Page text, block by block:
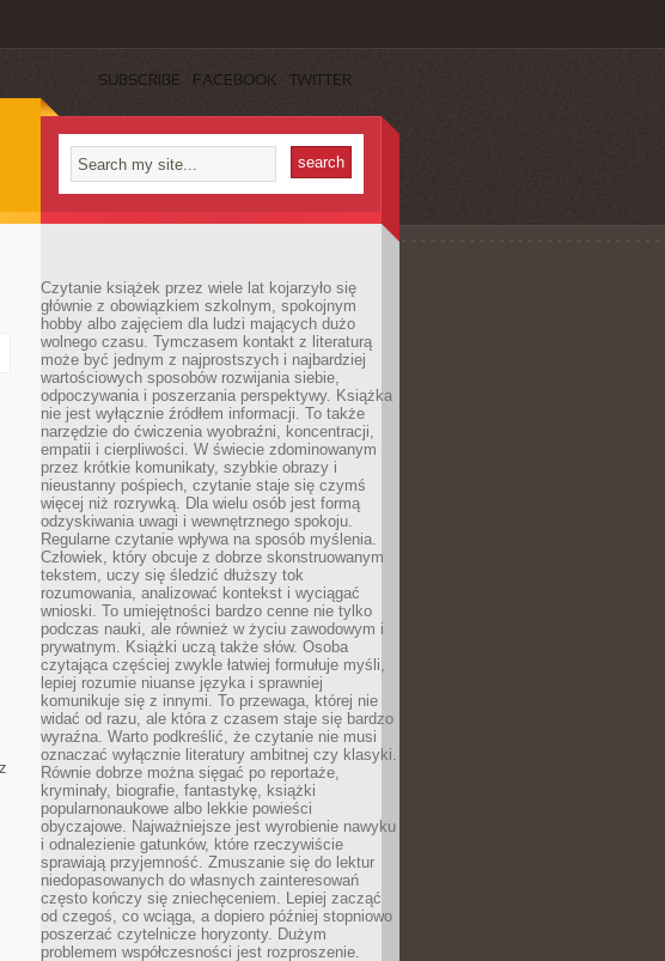
SUBSCRIBE FACEBOOK TWITTER
Czytanie książek przez wiele lat kojarzyło się
głównie z obowiązkiem szkolnym, spokojnym
hobby albo zajęciem dla ludzi mających dużo
wolnego czasu. Tymczasem kontakt z literaturą
może być jednym z najprostszych i najbardziej
wartościowych sposobów rozwijania siebie,
odpoczywania i poszerzania perspektywy. Książka
nie jest wyłącznie źródłem informacji. To także
narzędzie do ćwiczenia wyobraźni, koncentracji,
empatii i cierpliwości. W świecie zdominowanym
przez krótkie komunikaty, szybkie obrazy i
nieustanny pośpiech, czytanie staje się czymś
więcej niż rozrywką. Dla wielu osób jest formą
odzyskiwania uwagi i wewnętrznego spokoju.
Regularne czytanie wpływa na sposób myślenia.
Człowiek, który obcuje z dobrze skonstruowanym
tekstem, uczy się śledzić dłuższy tok
rozumowania, analizować kontekst i wyciągać
wnioski. To umiejętności bardzo cenne nie tylko
podczas nauki, ale również w życiu zawodowym i
prywatnym. Książki uczą także słów. Osoba
czytająca częściej zwykle łatwiej formułuje myśli,
lepiej rozumie niuanse języka i sprawniej
komunikuje się z innymi. To przewaga, której nie
widać od razu, ale która z czasem staje się bardzo
wyraźna. Warto podkreślić, że czytanie nie musi
oznaczać wyłącznie literatury ambitnej czy klasyki.
Równie dobrze można sięgać po reportaże,
kryminały, biografie, fantastykę, książki
popularnonaukowe albo lekkie powieści
obyczajowe. Najważniejsze jest wyrobienie nawyku
i odnalezienie gatunków, które rzeczywiście
sprawiają przyjemność. Zmuszanie się do lektur
niedopasowanych do własnych zainteresowań
często kończy się zniechęceniem. Lepiej zacząć
od czegoś, co wciąga, a dopiero później stopniowo
poszerzać czytelnicze horyzonty. Dużym
problemem współczesności jest rozproszenie.